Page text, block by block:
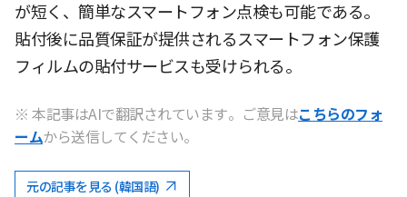
が短く、簡単なスマートフォン点検も可能である。
貼付後に品質保証が提供されるスマートフォン保護
フィルムの貼付サービスも受けられる。
※ 本記事はAIで翻訳されています。ご意見はこちらのフォ
ームから送信してください。
元の記事を見る (韓国語)